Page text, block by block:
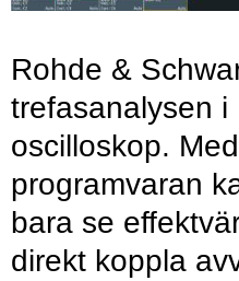
Rohde &
trefasanalysen i
oscilloskop.
programvaran
bara se
direkt koppla